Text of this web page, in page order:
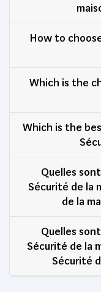
How to
Which is the
Which is the best value for money refurbished
Quelles
Sécurité de la
de la
Quelles
Sécurité de la
Sécurité